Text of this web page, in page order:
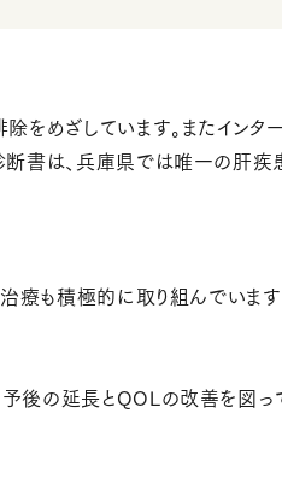
めざしています。またインタ
書は、兵庫県では唯一の肝
療も積極的に取り組んでいます
後の延長とQOLの改善を図っ